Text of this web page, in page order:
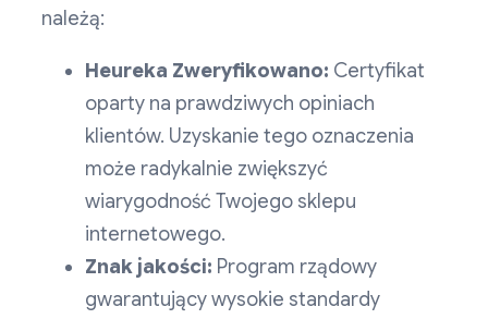
należą:
Heureka Zweryfikowano: Certyfikat
oparty na prawdziwych opiniach
klientów. Uzyskanie tego oznaczenia
może radykalnie zwiększyć
wiarygodność Twojego sklepu
internetowego.
Znak jakości: Program rządowy
gwarantujący wysokie standardy